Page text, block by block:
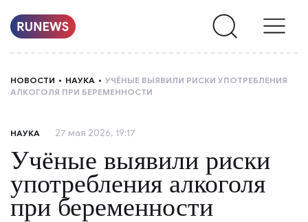
О
НАС
НОВОСТИ НАУКА
УЧЁНЫЕ ВЫЯВИЛИ РИСКИ УПОТРЕБЛЕНИЯ
АЛКОГОЛЯ ПРИ БЕРЕМЕННОСТИ
НАУКА 27 мая 2026, 19:17
Учёные выявили риски
употребления алкоголя
при беременности